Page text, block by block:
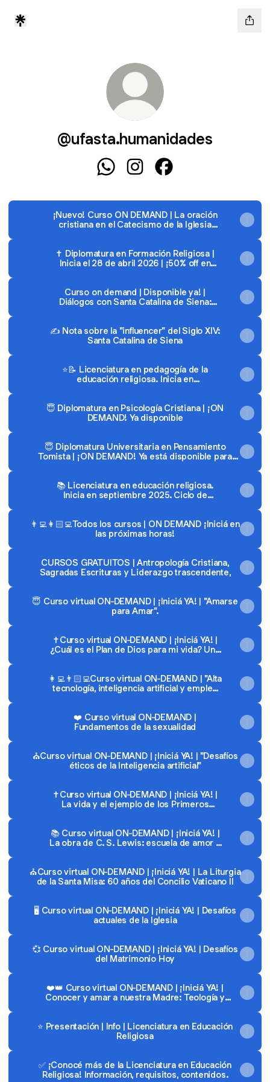
@ufasta.humanidades
¡Nuevo! Curso ON DEMAND | La oración
cristiana en el Catecismo de la Iglesia
✝️ Diplomatura en Formación Religiosa |
Inicia el 28 de abril 2026 | ¡50% off en
Curso on demand | Disponible ya! |
Diálogos con Santa Catalina de Siena:
✍ Nota sobre la "influencer" del Siglo XIV:
Santa Catalina de Siena
⭐📝 Licenciatura en pedagogía de la
educación religiosa. Inicia en
😇 Diplomatura en Psicología Cristiana | ¡ON
DEMAND! Ya disponible
😇 Diplomatura Universitaria en Pensamiento
Tomista | ¡ON DEMAND! Ya está disponible para
📚 Licenciatura en educación religiosa.
Inicia en septiembre 2025. Ciclo de
👨‍💻👩🏻‍💻Todos los cursos | ON DEMAND ¡Iniciá en
las próximas horas!
CURSOS GRATUITOS | Antropología Cristiana,
Sagradas Escrituras y Liderazgo trascendente,
😇 Curso virtual ON-DEMAND | ¡Iniciá YA! | "Amarse
para Amar".
✝️Curso virtual ON-DEMAND | ¡Iniciá YA! |
¿Cuál es el Plan de Dios para mi vida? Una
👩‍💻👨🏻‍💻Curso virtual ON-DEMAND | "Alta
tecnología, inteligencia artificial y empleo
❤️ Curso virtual ON-DEMAND |
Fundamentos de la sexualidad
⛪Curso virtual ON-DEMAND | ¡Iniciá YA! | "Desafíos
éticos de la Inteligencia artificial"
✝️Curso virtual ON-DEMAND | ¡Iniciá YA! |
La vida y el ejemplo de los Primeros
📚 Curso virtual ON-DEMAND | ¡Iniciá YA! |
La obra de C. S. Lewis: escuela de amor y
⛪Curso virtual ON-DEMAND | ¡Iniciá YA! | La Liturgia
de la Santa Misa: 60 años del Concilio Vaticano II
🖥️ Curso virtual ON-DEMAND | ¡Iniciá YA! | Desafíos
actuales de la Iglesia
💞 Curso virtual ON-DEMAND | ¡Iniciá YA! | Desafíos
del Matrimonio Hoy
❤️👑 Curso virtual ON-DEMAND | ¡Iniciá YA! |
Conocer y amar a nuestra Madre: Teología y
⭐ Presentación | Info | Licenciatura en Educación
Religiosa
✅ ¡Conocé más de la Licenciatura en Educación
Religiosa! Información, requisitos, contenidos.